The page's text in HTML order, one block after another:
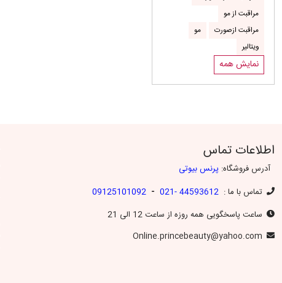
مراقبت از مو
مراقبت ازصورت
مو
ویتالیر
نمایش همه
اطلاعات تماس
آدرس فروشگاه: پرنس بیوتی
تماس با ما : 44593612 -021
-
09125101092
ساعت پاسخگویی همه روزه از ساعت 12 الی 21